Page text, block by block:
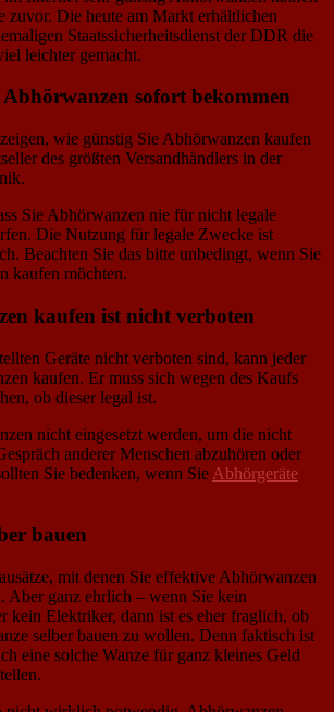
zuvor. Die heute am Markt erhältlichen
Staatssicherheitsdienst der DDR die
leichter gemacht.
sofort bekommen
wie günstig Sie Abhörwanzen kaufen
des größten Versandhändlers in der
Sie Abhörwanzen nie für nicht legale
Die Nutzung für legale Zwecke ist
Beachten Sie das bitte unbedingt, wenn Sie
kaufen möchten.
kaufen ist nicht verboten
Geräte nicht verboten sind, kann jeder
kaufen. Er muss sich wegen des Kaufs
ob dieser legal ist.
nicht eingesetzt werden, um die nicht
anderer Menschen abzuhören oder
Sie bedenken, wenn Sie Abhörgeräte
bauen
mit denen Sie effektive Abhörwanzen
Aber ganz ehrlich – wenn Sie kein
kein Elektriker, dann ist es eher fraglich, ob
selber bauen zu wollen. Denn faktisch ist
eine solche Wanze für ganz kleines Geld